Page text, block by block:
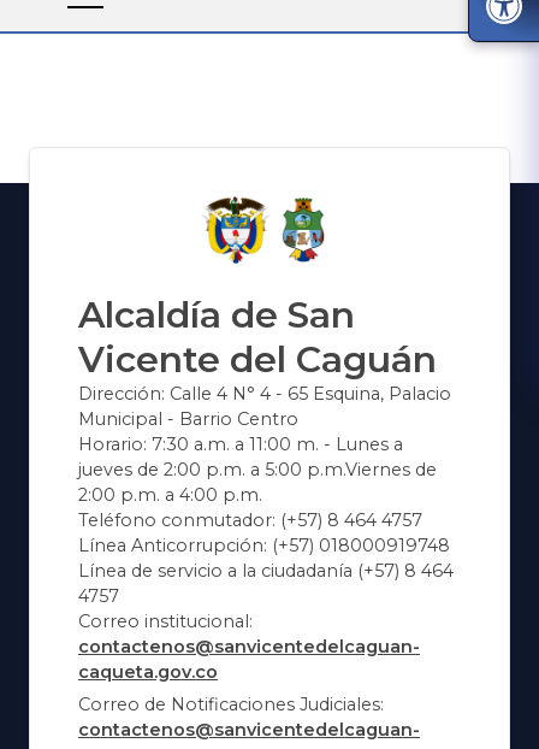
Alcaldía de San
Vicente del Caguán
Dirección: Calle 4 N° 4 - 65 Esquina, Palacio
Municipal - Barrio Centro
Horario: 7:30 a.m. a 11:00 m. - Lunes a
jueves de 2:00 p.m. a 5:00 p.m.Viernes de
2:00 p.m. a 4:00 p.m.
Teléfono conmutador: (+57) 8 464 4757
Línea Anticorrupción: (+57) 018000919748
Línea de servicio a la ciudadanía (+57) 8 464
4757
Correo institucional:
contactenos@sanvicentedelcaguan-
caqueta.gov.co
Correo de Notificaciones Judiciales:
contactenos@sanvicentedelcaguan-